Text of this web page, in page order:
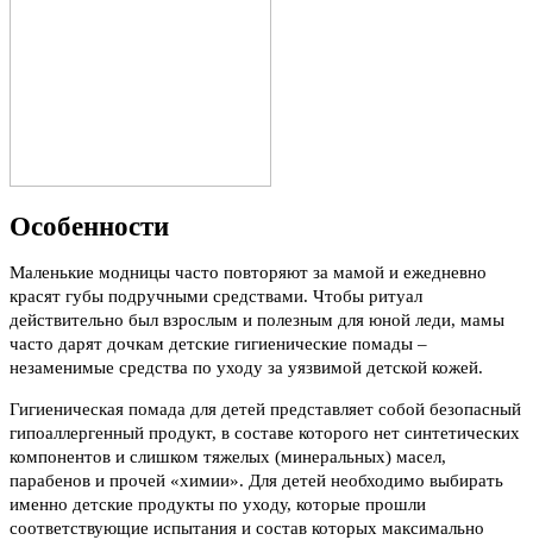
Особенности
Маленькие модницы часто повторяют за мамой и ежедневно
красят губы подручными средствами. Чтобы ритуал
действительно был взрослым и полезным для юной леди, мамы
часто дарят дочкам детские гигиенические помады –
незаменимые средства по уходу за уязвимой детской кожей.
Гигиеническая помада для детей представляет собой безопасный
гипоаллергенный продукт, в составе которого нет синтетических
компонентов и слишком тяжелых (минеральных) масел,
парабенов и прочей «химии». Для детей необходимо выбирать
именно детские продукты по уходу, которые прошли
соответствующие испытания и состав которых максимально